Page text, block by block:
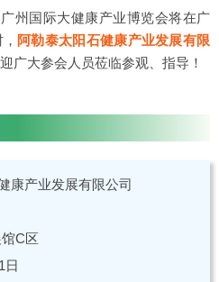
州国际大健康产业博览会将在广
阿勒泰太阳石健康产业发展有限
广大参会人员莅临参观、指导！
康产业发展有限公司
C区
日